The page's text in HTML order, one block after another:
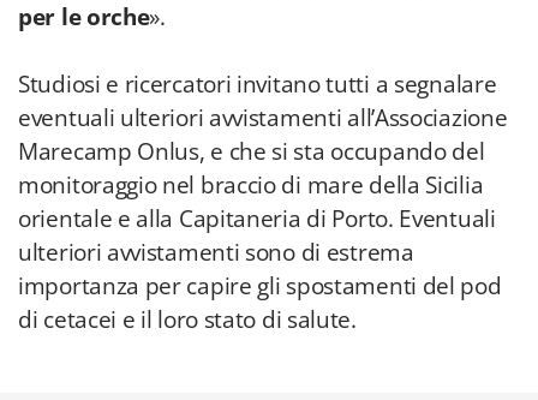
per le orche».
Studiosi e ricercatori invitano tutti a segnalare
eventuali ulteriori avvistamenti all’Associazione
Marecamp Onlus, e che si sta occupando del
monitoraggio nel braccio di mare della Sicilia
orientale e alla Capitaneria di Porto. Eventuali
ulteriori avvistamenti sono di estrema
importanza per capire gli spostamenti del pod
di cetacei e il loro stato di salute.